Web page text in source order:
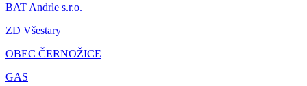
BAT Andrle s.r.o.
ZD Všestary
OBEC ČERNOŽICE
GAS